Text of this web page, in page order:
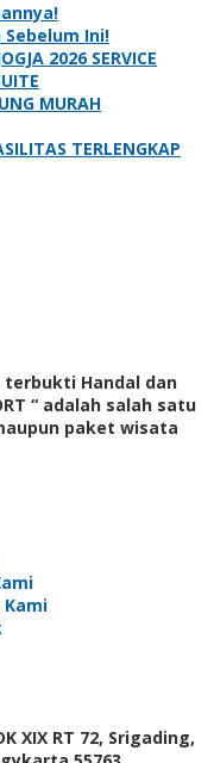
Sebelum Ini!
2026 SERVICE
MURAH
TERLENGKAP
terbukti Handal dan
“ adalah salah satu
paket wisata
XIX RT 72, Srigading,